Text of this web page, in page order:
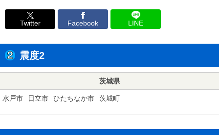
Twitter Facebook LINE
震度2
茨城県
水戸市 日立市 ひたちなか市 茨城町